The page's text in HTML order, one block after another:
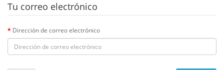
Tu correo electrónico
Dirección de correo electrónico